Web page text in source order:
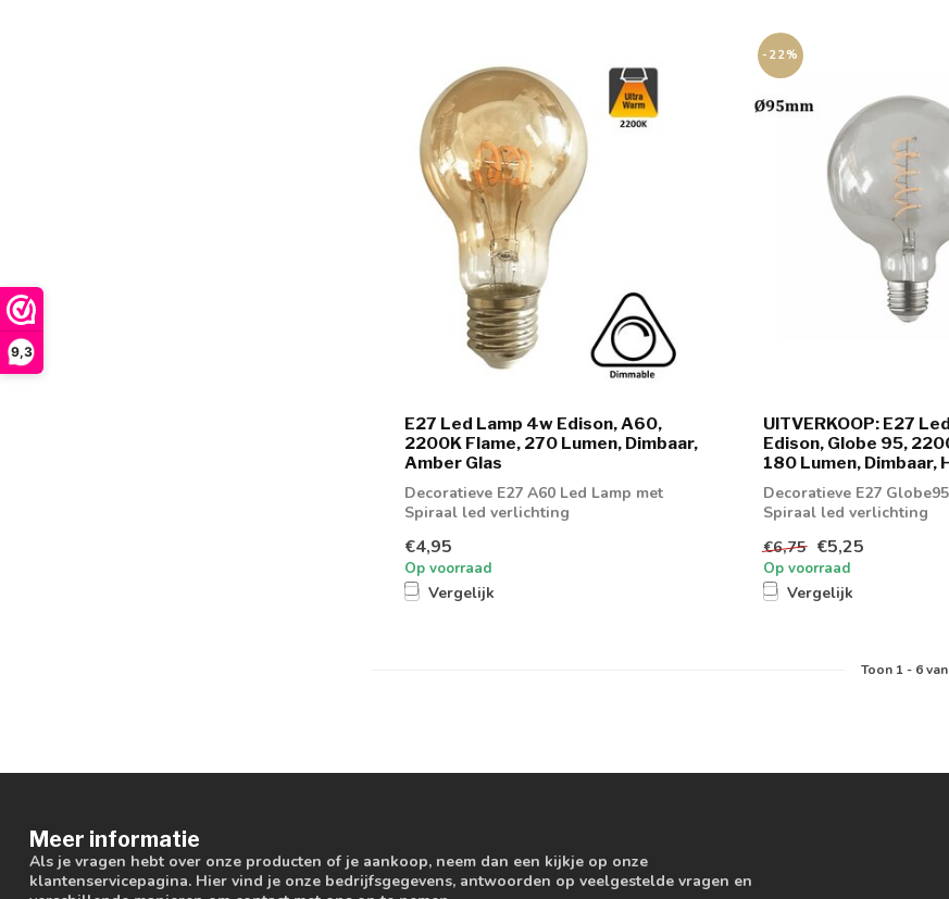
9,3
E27 Led Lamp 4w Edison, A60,
2200K Flame, 270 Lumen, Dimbaar,
Amber Glas
Decoratieve E27 A60 Led Lamp met
Spiraal led verlichting
€4,95
Op voorraad
Vergelijk
-22%
UITVERKOOP: E27
Edison, Globe 95,
180 Lumen, Dimbaar,
Decoratieve E27
Spiraal led verlichting
€6,75 €5,25
Op voorraad
Vergelijk
Toon 1- 6
Meer informatie
Als je vragen hebt over onze producten of je aankoop, neem dan een kijkje op onze
klantenservicepagina. Hier vind je onze bedrijfsgegevens, antwoorden op veelgestelde vragen en